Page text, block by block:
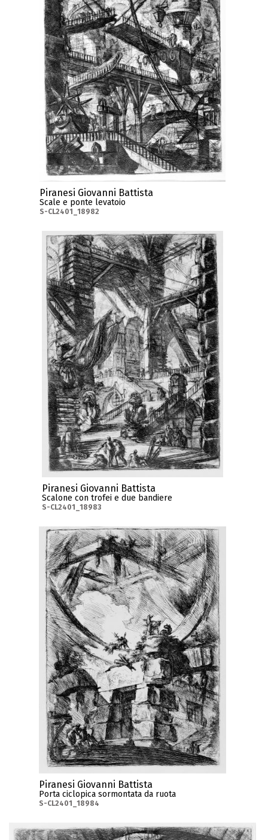
Piranesi Giovanni Battista
Scale e ponte levatoio
S-CL2401_18982
Piranesi Giovanni Battista
Scalone con trofei e due bandiere
S-CL2401_18983
Piranesi Giovanni Battista
Porta ciclopica sormontata da ruota
S-CL2401_18984